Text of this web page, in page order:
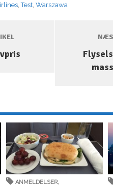
,Test ,Warszawa
ANMELDELSER,